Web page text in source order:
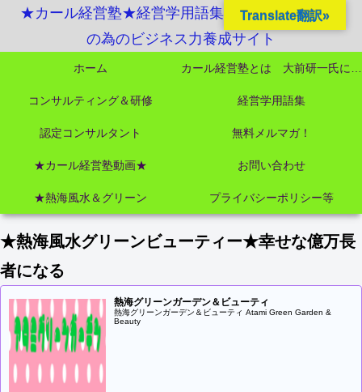
★カール経営塾★経営学用語集起業独立成功MBA
の為のビジネス力養成サイト
ホーム
コンサルティング＆研修 経営学用語集
認定コンサルタント 無料メルマガ！
★カール経営塾動画★ お問い合わせ
★熱海風水＆グリーン プライバシーポリシー等
★熱海風水グリーンビューティー★幸せな億万長
者になる
熱海グリーンガーデン＆ビューティ
熱海グリーンガーデン＆ビューティ Atami Green Garden &
Beauty
Translate翻訳»